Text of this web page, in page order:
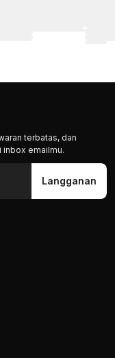
terbatas, dan
inbox emailmu.
Langganan